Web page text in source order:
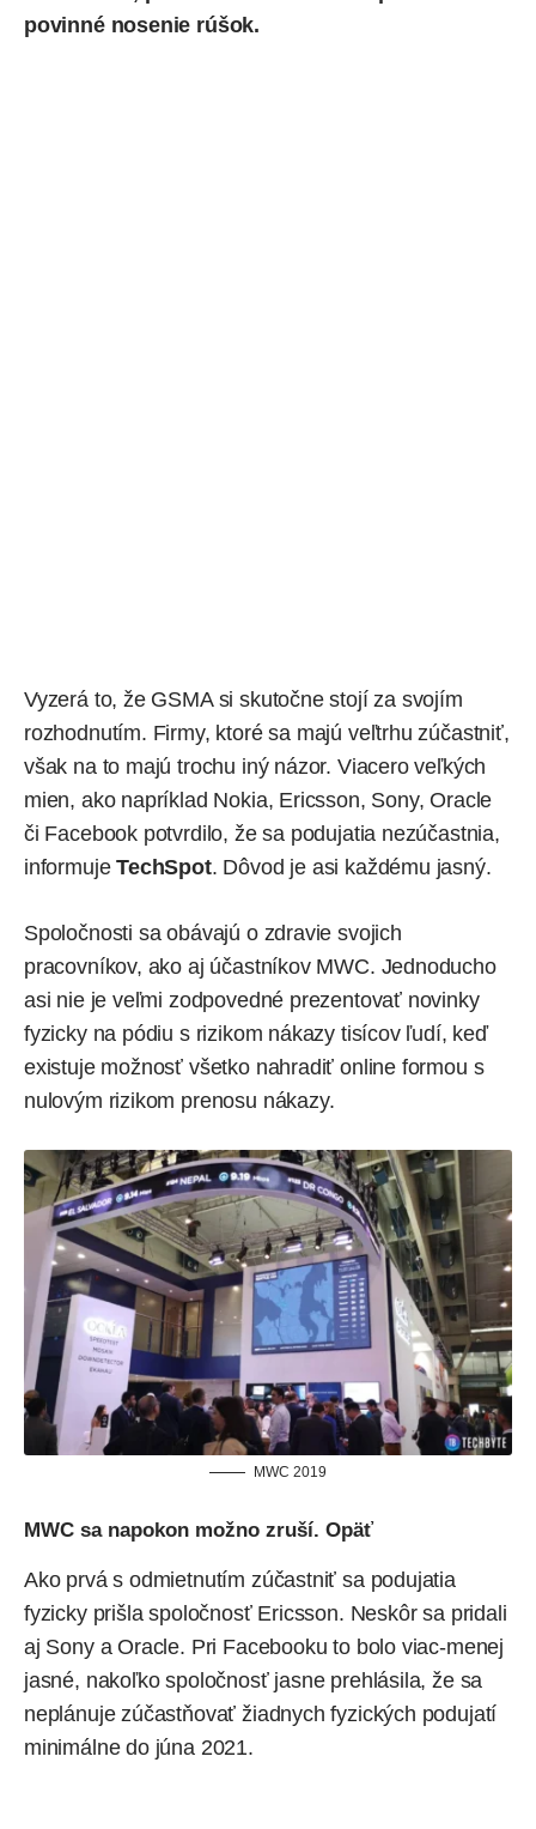
povinné nosenie rúšok.
Vyzerá to, že GSMA si skutočne stojí za svojím
rozhodnutím. Firmy, ktoré sa majú veľtrhu zúčastniť,
však na to majú trochu iný názor. Viacero veľkých
mien, ako napríklad Nokia, Ericsson, Sony, Oracle
či Facebook potvrdilo, že sa podujatia nezúčastnia,
informujeTechSpot. Dôvod je asi každému jasný.
Spoločnosti sa obávajú o zdravie svojich
pracovníkov, ako aj účastníkov MWC. Jednoducho
asi nie je veľmi zodpovedné prezentovať novinky
fyzicky na pódiu s rizikom nákazy tisícov ľudí, keď
existuje možnosť všetko nahradiť online formou s
nulovým rizikom prenosu nákazy.
MWC 2019
MWC sa napokon možno zruší. Opäť
Ako prvá s odmietnutím zúčastniť sa podujatia
fyzicky prišla spoločnosť Ericsson. Neskôr sa pridali
aj Sony a Oracle. Pri Facebooku to bolo viac-menej
jasné, nakoľko spoločnosť jasne prehlásila, že sa
neplánuje zúčastňovať žiadnych fyzických podujatí
minimálne do júna 2021.